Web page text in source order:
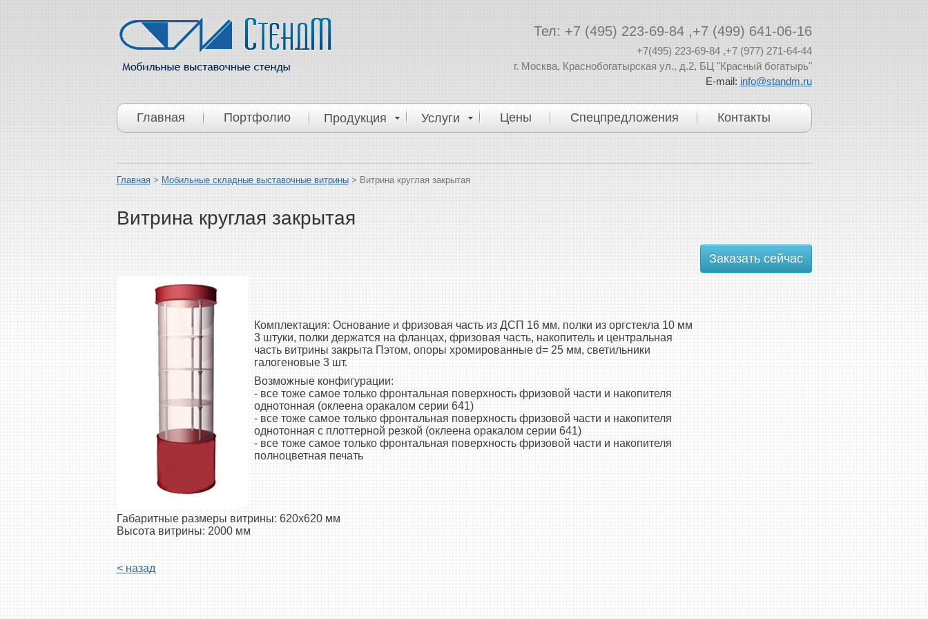
Тел: +7 (495) 223-69-84,+7 (499) 641-06-16
+7(495) 223-69-84,+7 (977) 271-64-44
г. Москва, Краснобогатырская ул., д.2, БЦ "Красный богатырь"
E-mail: info@standm.ru
Главная Портфолио Продукция Услуги Цены Спецпредложения Контакты
Главная> Мобильные складные выставочные витрины> Витрина круглая закрытая
Витрина круглая закрытая
Заказать сейчас
Комплектация: Основание и фризовая часть из ДСП 16 мм, полки из оргстекла 10 мм
3 штуки, полки держатся на фланцах, фризовая часть, накопитель и центральная
часть витрины закрыта Пэтом, опоры хромированные d= 25 мм, светильники
галогеновые 3 шт.
Возможные конфигурации:
- все тоже самое только фронтальная поверхность фризовой части и накопителя
однотонная (оклеена оракалом серии 641)
- все тоже самое только фронтальная поверхность фризовой части и накопителя
однотонная с плоттерной резкой (оклеена оракалом серии 641)
- все тоже самое только фронтальная поверхность фризовой части и накопителя
полноцветная печать
Габаритные размеры витрины: 620х620 мм
Высота витрины: 2000 мм
< назад